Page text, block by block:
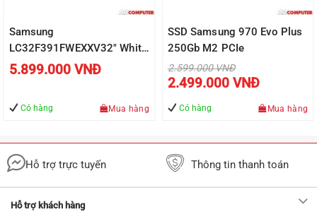
Samsung
LC32F391FWEXXV32″ White
– Màn hình LED cong siêu
5.899.000 VNĐ
Có hàng Mua hàng
SSD Samsung 970 Evo Plus
250Gb M2 PCIe
2.599.000VNĐ
Giá
gốc
là:
2.499.000 VNĐ
là:
2.499.000
Có hàng Mua hàng
Hỗ trợ trực tuyến Thông tin thanh toán
Hỗ trợ khách hàng